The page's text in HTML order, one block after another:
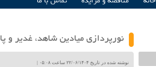
نورپردازی میادین شاهد، غدیر و
نوشته شده در تاریخ ۲۲/۰۶/۱۴۰۴ ساعت ۰۵:۰۸ |